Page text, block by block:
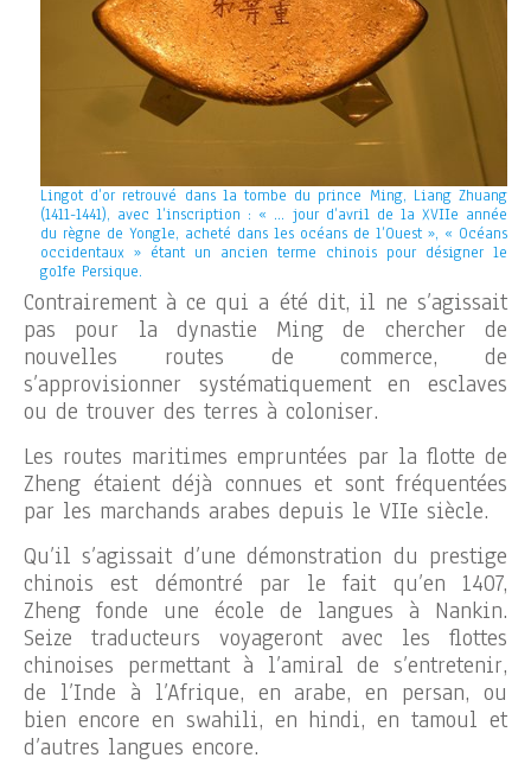
Lingot d’or retrouvé dans la tombe du prince Ming, Liang Zhuang
(1411-1441), avec l’inscription : « … jour d’avril de la XVIIe année
du règne de Yongle, acheté dans les océans de l’Ouest », « Océans
occidentaux » étant un ancien terme chinois pour désigner le
golfe Persique.
Contrairement à ce qui a été dit, il ne s’agissait
pas pour la dynastie Ming de chercher de
nouvelles routes de commerce, de
s’approvisionner systématiquement en esclaves
ou de trouver des terres à coloniser.
Les routes maritimes empruntées par la flotte de
Zheng étaient déjà connues et sont fréquentées
par les marchands arabes depuis le VIIe siècle.
Qu’il s’agissait d’une démonstration du prestige
chinois est démontré par le fait qu’en 1407,
Zheng fonde une école de langues à Nankin.
Seize traducteurs voyageront avec les flottes
chinoises permettant à l’amiral de s’entretenir,
de l’Inde à l’Afrique, en arabe, en persan, ou
bien encore en swahili, en hindi, en tamoul et
d’autres langues encore.